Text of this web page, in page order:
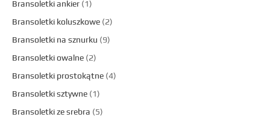
Bransoletki ankier 1
Bransoletki koluszkowe 2
Bransoletki na sznurku
9
Bransoletki owalne 2
Bransoletki prostokątne 4
Bransoletki sztywne 1
Bransoletki ze srebra
5